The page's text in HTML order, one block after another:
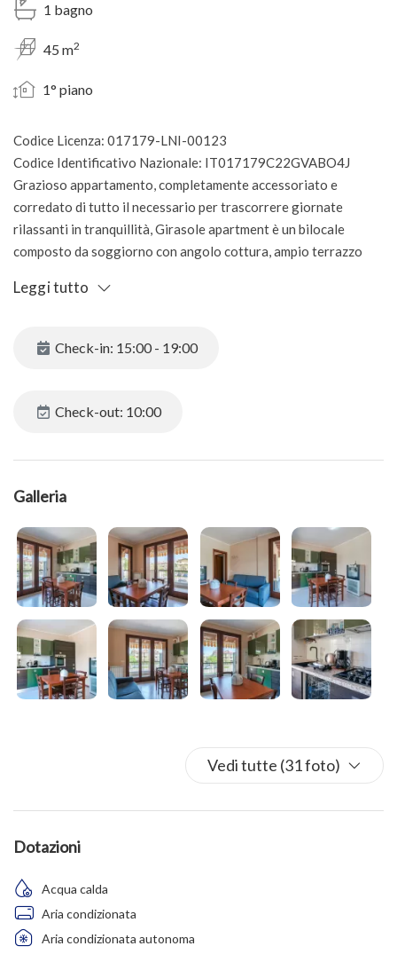
1 bagno
45 m2
1° piano
Codice Licenza: 017179-LNI-00123
Codice Identificativo Nazionale: IT017179C22GVABO4J
Grazioso appartamento, completamente accessoriato e
corredato di tutto il necessario per trascorrere giornate
rilassanti in tranquillità, Girasole apartment è un bilocale
composto da soggiorno con angolo cottura, ampio terrazzo
finestrato con doccia e lavatrice e ampia camera matrimoniale
A vostra disposizione aria condizionata, lavastoviglie,
dotato inoltre di un garage privato.
Leggi tutto
Check-in: 15:00 - 19:00
Check-out: 10:00
Galleria
Vedi tutte (31 foto)
Dotazioni
Acqua calda
Aria condizionata
Aria condizionata autonoma